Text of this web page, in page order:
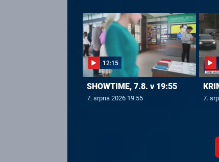
12:15
SHOWTIME, 7.8. v 19:55
7. srpna 2026 19:55 7.